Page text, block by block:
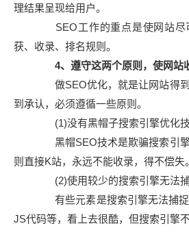
理结果呈现给用户。
SEO工作的重点是使网站尽
获、收录、排名规则。
4、遵守这两个原则，使网站
做SEO优化，就是让网站得到
到承认，必须遵循一些原则。
(1)没有黑帽子搜索引擎优化
黑帽SEO技术是欺骗搜索引擎
则直接K站，永远不能收录，得不偿失。
(2)使用较少的搜索引擎无法
有些元素是搜索引擎无法捕捉
JS代码等，看上去很酷，但搜索引擎不